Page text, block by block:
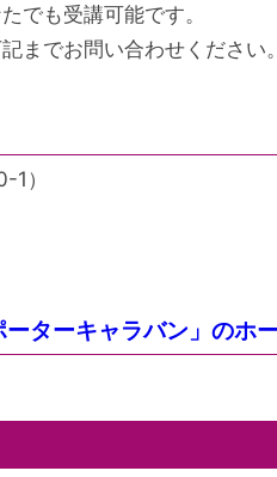
でも受講可能です。
までお問い合わせください。
）
ターキャラバン」のホ